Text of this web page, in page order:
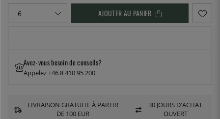
AJOUTER AU PANIER
Avez-vous besoin de conseils?
Appelez +46 8 410 95 200
LIVRAISON GRATUITE À PARTIR
DE 100 EUR
30 JOURS D'ACHAT
OUVERT